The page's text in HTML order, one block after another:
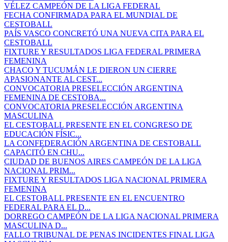
VÉLEZ CAMPEÓN DE LA LIGA FEDERAL
FECHA CONFIRMADA PARA EL MUNDIAL DE
CESTOBALL
PAÍS VASCO CONCRETÓ UNA NUEVA CITA PARA EL
CESTOBALL
FIXTURE Y RESULTADOS LIGA FEDERAL PRIMERA
FEMENINA
CHACO Y TUCUMÁN LE DIERON UN CIERRE
APASIONANTE AL CEST...
CONVOCATORIA PRESELECCIÓN ARGENTINA
FEMENINA DE CESTOBA...
CONVOCATORIA PRESELECCIÓN ARGENTINA
MASCULINA
EL CESTOBALL PRESENTE EN EL CONGRESO DE
EDUCACIÓN FÍSIC...
LA CONFEDERACIÓN ARGENTINA DE CESTOBALL
CAPACITÓ EN CHU...
CIUDAD DE BUENOS AIRES CAMPEÓN DE LA LIGA
NACIONAL PRIM...
FIXTURE Y RESULTADOS LIGA NACIONAL PRIMERA
FEMENINA
EL CESTOBALL PRESENTE EN EL ENCUENTRO
FEDERAL PARA EL D...
DORREGO CAMPEÓN DE LA LIGA NACIONAL PRIMERA
MASCULINA D...
FALLO TRIBUNAL DE PENAS INCIDENTES FINAL LIGA